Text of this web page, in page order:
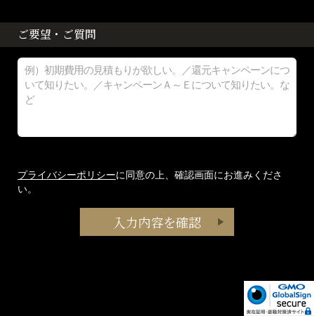
ご要望・ご質問
プライバシーポリシーに同意の上、確認画面にお進みくださ
い。